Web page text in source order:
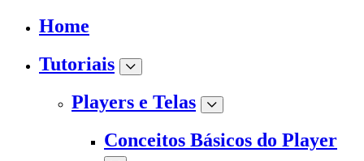
Home
Tutoriais
Players e Telas
Conceitos Básicos do Player